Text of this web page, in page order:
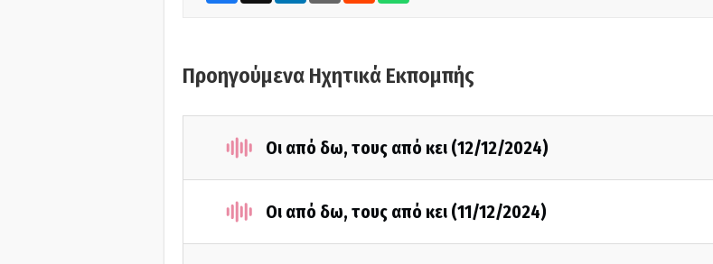
Προηγούμενα Ηχητικά Εκπομπής
Οι από δω, τους από κει (12/12/2024)
Οι από δω, τους από κει (11/12/2024)